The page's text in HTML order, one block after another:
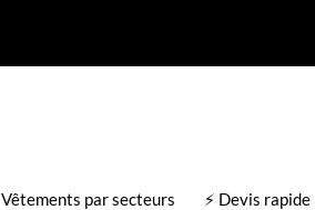
Vêtements par secteurs ⚡ Devis rapide